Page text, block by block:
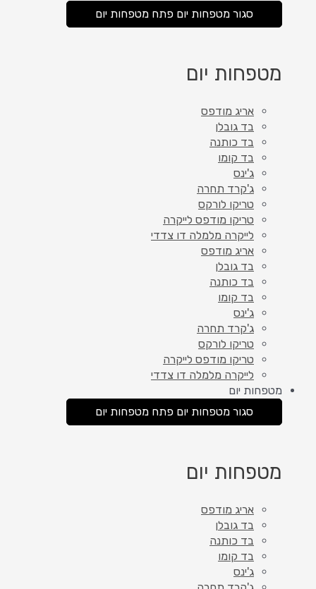
סגור מטפחות יום פתח מטפחות יום
מטפחות יום
אריג מודפס
בד גובלן
בד כותנה
בד קומו
ג'ינס
ג'קרד תחרה
טריקו לורקס
טריקו מודפס לייקרה
לייקרה מלמלה דו צדדי
אריג מודפס
בד גובלן
בד כותנה
בד קומו
ג'ינס
ג'קרד תחרה
טריקו לורקס
טריקו מודפס לייקרה
לייקרה מלמלה דו צדדי
מטפחות יום
סגור מטפחות יום פתח מטפחות יום
מטפחות יום
אריג מודפס
בד גובלן
בד כותנה
בד קומו
ג'ינס